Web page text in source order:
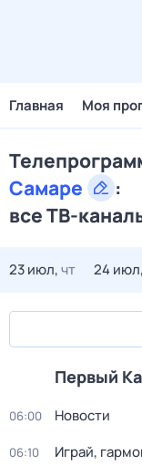
Главная Моя
Самаре
:
все ТВ-
23 июл,чт 24 июл,
Первый
06:00 Новости
06:10 Играй,